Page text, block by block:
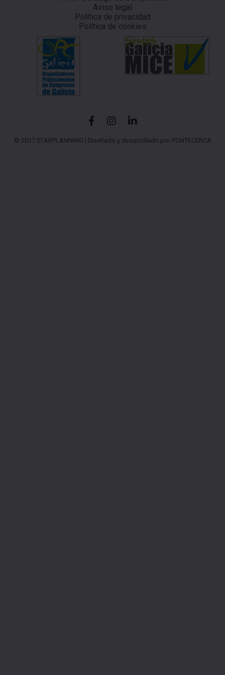
Aviso legal
Política de privacidad
Política de cookies
© 2017 STARPLANNING | Diseñado y desarrollado por PONTECERCA